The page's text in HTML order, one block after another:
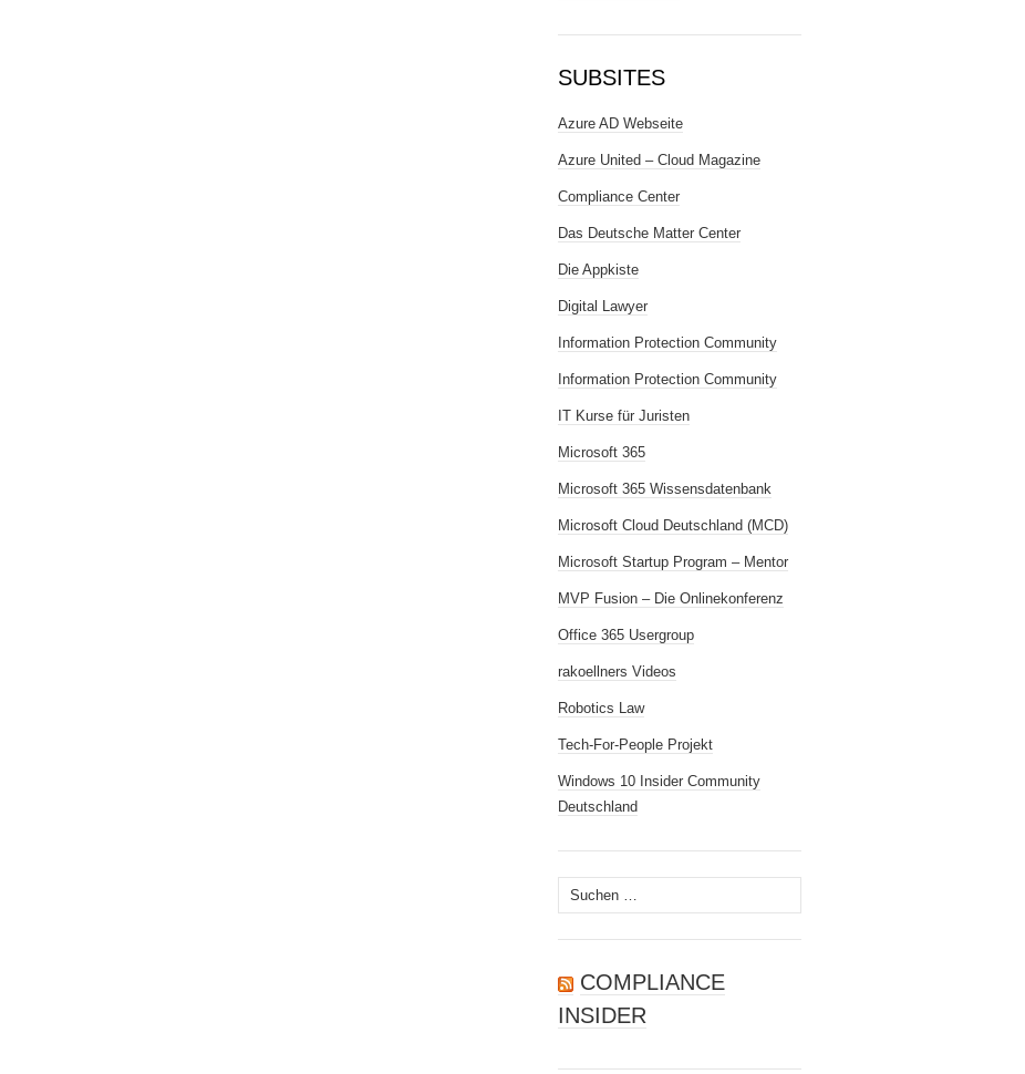
SUBSITES
Azure AD Webseite
Azure United – Cloud Magazine
Compliance Center
Das Deutsche Matter Center
Die Appkiste
Digital Lawyer
Information Protection Community
Information Protection Community
IT Kurse für Juristen
Microsoft 365
Microsoft 365 Wissensdatenbank
Microsoft Cloud Deutschland (MCD)
Microsoft Startup Program – Mentor
MVP Fusion – Die Onlinekonferenz
Office 365 Usergroup
rakoellners Videos
Robotics Law
Tech-For-People Projekt
Windows 10 Insider Community
Deutschland
Suchen
nach:
COMPLIANCE
INSIDER